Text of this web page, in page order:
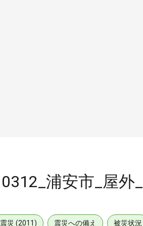
浦安市_屋外
災 (2011) 震災への備え 被災状況